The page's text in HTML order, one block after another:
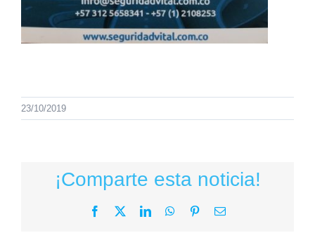
23/10/2019
¡Comparte esta noticia!
Facebook LinkedInWhatsApp
PinterestCorreo